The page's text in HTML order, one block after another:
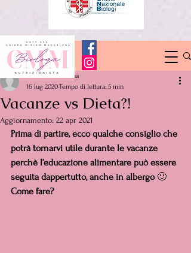
Post
Vacanze vs Dieta?!
chiarammaddalena
16 lug 2020Tempo di lettura: 5 min
Aggiornamento: 22 apr 2021
Prima di partire, ecco qualche consiglio che
potrà tornarvi utile durante le vacanze
perchè l’educazione alimentare può essere
seguita dappertutto, anche in albergo 🙂
Come fare?